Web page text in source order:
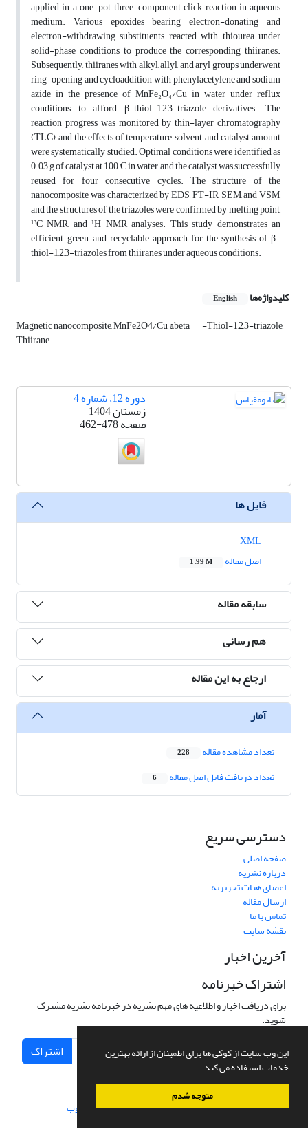
این وب سایت از کوکی ها برای اطمینان از ارائه بهترین
خدمات استفاده می کند.
متوجه شدم
applied in a one-pot, three-component click reaction in aqueous
medium. Various epoxides bearing electron-donating and
electron-withdrawing substituents reacted with thiourea under
solid-phase conditions to produce the corresponding thiiranes.
Subsequently, thiiranes with alkyl, allyl, and aryl groups underwent
ring-opening and cycloaddition with phenylacetylene and sodium
azide in the presence of MnFe₂O₄/Cu in water under reflux
conditions to afford β-thiol-1,2,3-triazole derivatives. The
reaction progress was monitored by thin-layer chromatography
(TLC), and the effects of temperature, solvent, and catalyst amount
were systematically studied. Optimal conditions were identified as
0.03 g of catalyst at 100 °C in water, and the catalyst was successfully
reused for four consecutive cycles. The structure of the
nanocomposite was characterized by EDS, FT-IR, SEM, and VSM,
and the structures of the triazoles were confirmed by melting point,
¹³C NMR, and ¹H NMR analyses. This study demonstrates an
efficient, green, and recyclable approach for the synthesis of β-
thiol-1,2,3-triazoles from thiiranes under aqueous conditions.
کلیدواژه‌ها English
Magnetic nanocomposite, MnFe2O4/Cu, &‌‌beta -Thiol-1,2,3-triazole,
Thiirane
دوره 12، شماره 4
زمستان 1404
صفحه462-478
فایل ها
اصل مقاله
1.99 M
سابقه مقاله
هم رسانی
ارجاع به این مقاله
آمار
تعداد مشاهده مقاله 228
تعداد دریافت فایل اصل مقاله 6
دسترسی سریع
صفحه اصلی
درباره نشریه
اعضای هیات تحریریه
ارسال مقاله
تماس با ما
نقشه سایت
آخرین اخبار
اشتراک خبرنامه
برای دریافت اخبار و اطلاعیه های مهم نشریه در خبرنامه نشریه مشترک
شوید.
اشتراک
سامانه مدیریت نشریات علمی.طراحی و پیاده سازی از سیناوب